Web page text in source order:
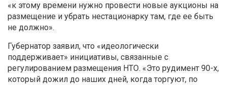
«к этому времени нужно провести новые аукционы на
размещение и убрать нестационарку там, где ее быть
не должно».
Губернатор заявил, что «идеологически
поддерживает» инициативы, связанные с
регулированием размещения НТО. «Это рудимент 90-х,
который дожил до наших дней, когда торгуют, по